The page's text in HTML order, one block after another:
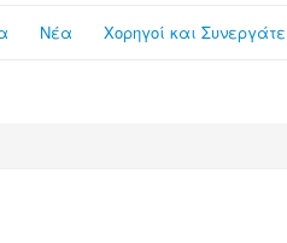
Νέα Χορηγοί και